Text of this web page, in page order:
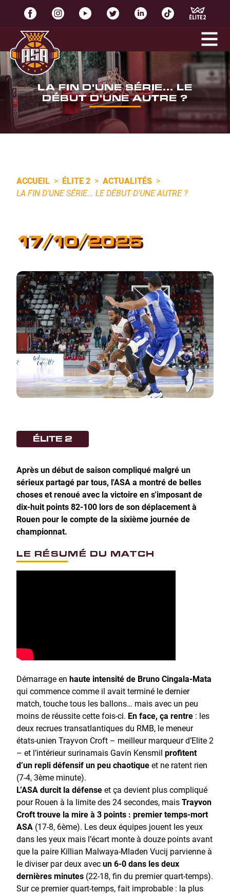
LA FIN D'UNE SÉRIE... LE
DÉBUT D'UNE AUTRE ?
ACCUEIL > ÉLITE 2 > ACTUALITÉS >
LA FIN D'UNE SÉRIE... LE DÉBUT D'UNE AUTRE ?
17/10/2025
ÉLITE 2
Après un début de saison compliqué malgré un
sérieux partagé par tous, l'ASA a montré de belles
choses et renoué avec la victoire en s'imposant de
dix-huit points 82-100 lors de son déplacement à
Rouen pour le compte de la sixième journée de
championnat.
LE RÉSUMÉ DU MATCH
Démarrage en haute intensité de Bruno Cingala-Mata
qui commence comme il avait terminé le dernier
match, touche tous les ballons… mais avec un peu
moins de réussite cette fois-ci. En face, ça rentre : les
deux recrues transatlantiques du RMB, le meneur
états-unien Trayvon Croft – meilleur marqueur d’Elite 2
– et l’intérieur surinamais Gavin Kensmil profitent
d’un repli défensif un peu chaotiqueet ne ratent rien
(7-4, 3ème minute).
L’ASA durcit la défenseet ça devient plus compliqué
pour Rouen à la limite des 24 secondes, maisTrayvon
Croft trouve la mire à 3 points : premier temps-mort
ASA (17-8, 6ème). Les deux équipes jouent les yeux
dans les yeux mais l’écart monte à douze points avant
que la paire Killian Malwaya-Mladen Vucij parvienne à
le diviser par deux avecun 6-0 dans les deux
dernières minutes (22-18, fin du premier quart-temps).
Sur ce premier quart-temps, fait improbable : la plus